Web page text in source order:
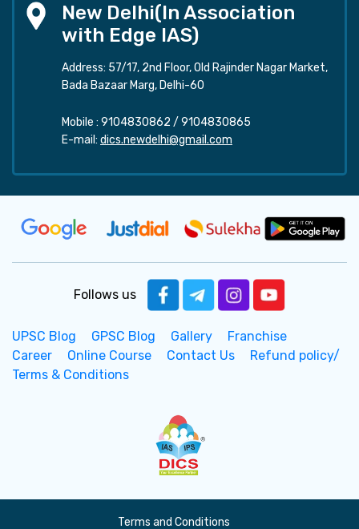
New Delhi(In Association
with Edge IAS)
Address: 57/17, 2nd Floor, Old Rajinder Nagar Market,
Bada Bazaar Marg, Delhi-60
Mobile : 9104830862 / 9104830865
E-mail: dics.newdelhi@gmail.com
Follows us
UPSC Blog GPSC Blog Gallery
Franchise
Career
Online Course Contact Us
Refund policy/
Terms & Conditions
Terms and Conditions